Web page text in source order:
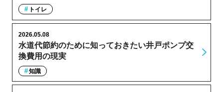
トイレ
水道代節約のために知っておきたい井戸ポンプ交
換費用の現実
2026.05.08
知識